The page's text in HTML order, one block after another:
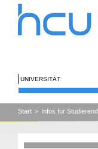
UNIVERSITÄT
Start > Infos für